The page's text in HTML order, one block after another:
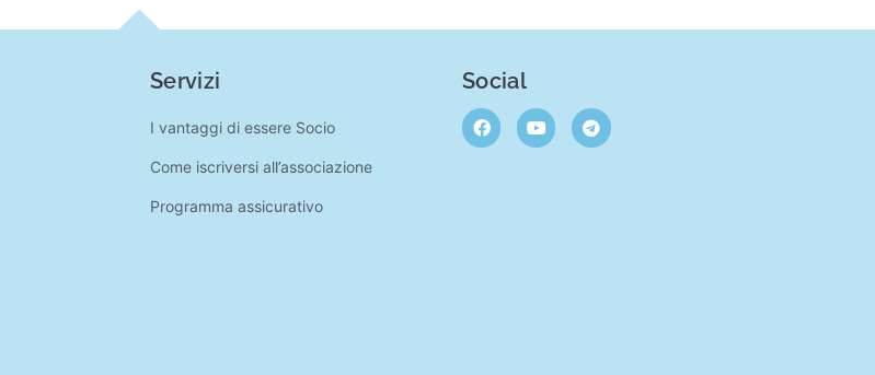
Servizi
I vantaggi di essere Socio
Come iscriversi all’associazione
Programma assicurativo
Social